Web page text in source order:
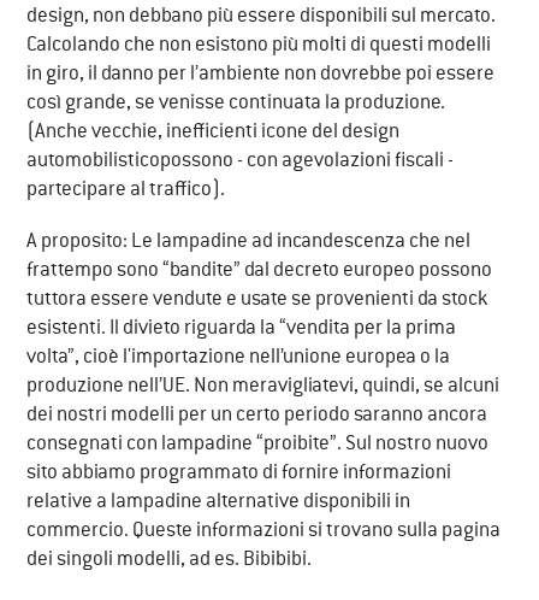
design, non debbano più essere disponibili sul mercato.
Calcolando che non esistono più molti di questi modelli
in giro, il danno per l’ambiente non dovrebbe poi essere
così grande, se venisse continuata la produzione.
(Anche vecchie, inefficienti icone del design
automobilisticopossono - con agevolazioni fiscali -
partecipare al traffico).
A proposito: Le lampadine ad incandescenza che nel
frattempo sono “bandite” dal decreto europeo possono
tuttora essere vendute e usate se provenienti da stock
esistenti. Il divieto riguarda la “vendita per la prima
volta”, cioè l'importazione nell’unione europea o la
produzione nell’UE. Non meravigliatevi, quindi, se alcuni
dei nostri modelli per un certo periodo saranno ancora
consegnati con lampadine “proibite”. Sul nostro nuovo
sito abbiamo programmato di fornire informazioni
relative a lampadine alternative disponibili in
commercio. Queste informazioni si trovano sulla pagina
dei singoli modelli, ad es. Bibibibi.